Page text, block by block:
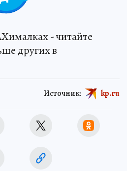
- читайте
других в
Источник: kp.ru